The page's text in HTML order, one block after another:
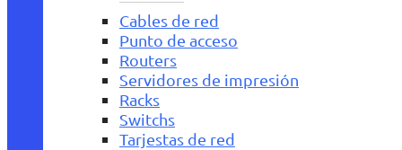
Cables de red
Punto de acceso
Routers
Servidores de impresión
Racks
Switchs
Tarjestas de red